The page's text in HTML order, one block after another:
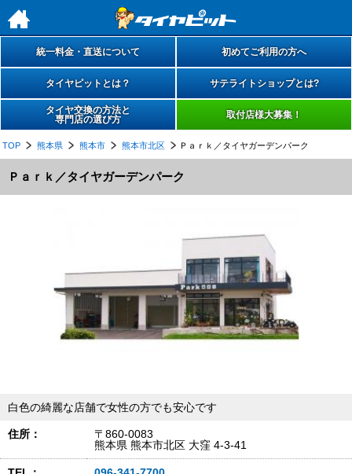
h
統一料金・直送について 初めてご利用の方へ
タイヤピットとは？ サテライトショップとは?
タイヤ交換の方法と
専門店の選び方
取付店様大募集！
TOP 熊本県 熊本市 熊本市北区 Ｐａｒｋ／タイヤガーデンパーク
Ｐａｒｋ／タイヤガーデンパーク
白色の綺麗な店舗で女性の方でも安心です
住所：
〒860-0083
熊本県 熊本市北区 大窪 4-3-41